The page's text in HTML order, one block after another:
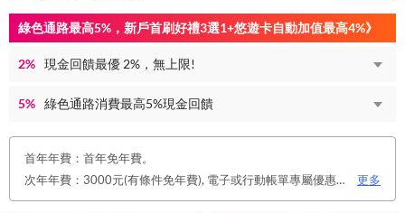
綠色通路最高5%，新戶首刷好禮3選1+悠遊卡自動加值最高4%》
2% 現金回饋最優 2%，無上限!
5% 綠色通路消費最高5%現金回饋
首年年費：首年免年費。
次年年費：3000元(有條件免年費), 電子或行動帳單專屬優惠： 申請信用卡電子或行動對帳單且取消實體帳單，於電子/行動帳單申請期間，正、附卡皆享免年費之優惠。 年度消費減免辦法： 第2年起，以收取年費當年前12個月累計消費滿NT$150,000或不限金額消費12次，即免收次年年費。 年費：正卡NT$3,000、附卡NT$1,500，附卡6張(含)以內免年費。
更多